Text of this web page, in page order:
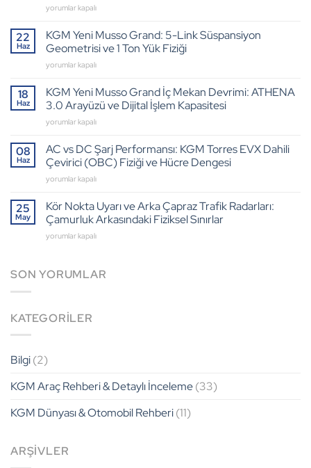
KGM
e-
XDi
Dizel
Motor:
Sönümleme
ve
Sürükleme
için
yorumlar kapalı
22
Haz
KGM Yeni Musso Grand: 5-Link Süspansiyon
Geometrisi ve 1 Ton Yük Fiziği
KGM
Musso
Grand:
5-
Link
Geometrisi
ve
Ton
Fiziği
için
yorumlar kapalı
18
Haz
KGM Yeni Musso Grand İç Mekan Devrimi: ATHENA
3.0 Arayüzü ve Dijital İşlem Kapasitesi
KGM
Musso
Grand
İç
Mekan
ATHENA
3.0
Arayüzü
ve
Kapasitesi
yorumlar kapalı
08
Haz
AC vs DC Şarj Performansı: KGM Torres EVX Dahili
Çevirici (OBC) Fiziği ve Hücre Dengesi
AC
DC
Şarj
Performansı:
KGM
Dahili
ve
için
yorumlar kapalı
25
May
Kör Nokta Uyarı ve Arka Çapraz Trafik Radarları:
Çamurluk Arkasındaki Fiziksel Sınırlar
Kör
ve
Radarları:
Sınırlar
yorumlar kapalı
SON YORUMLAR
KATEGORILER
Bilgi(2)
KGM Araç Rehberi & Detaylı İnceleme(33)
KGM Dünyası & Otomobil Rehberi(11)
ARŞIVLER